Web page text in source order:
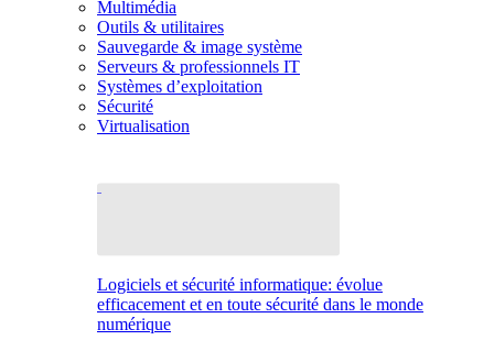
Multimédia
Outils & utilitaires
Sauvegarde & image système
Serveurs & professionnels IT
Systèmes d’exploitation
Sécurité
Virtualisation
Logiciels et sécurité informatique: évolue
efficacement et en toute sécurité dans le monde
numérique